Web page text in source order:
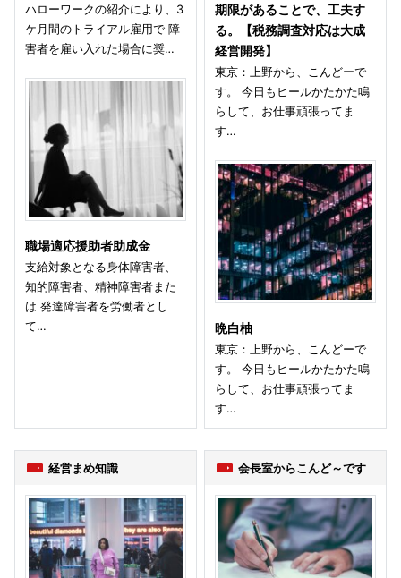
ハローワークの紹介により、3
ケ月間のトライアル雇用で 障
害者を雇い入れた場合に奨…
職場適応援助者助成金
支給対象となる身体障害者、
知的障害者、精神障害者また
は 発達障害者を労働者とし
て…
期限があることで、工夫す
る。【税務調査対応は大成
経営開発】
東京：上野から、こんどーで
す。 今日もヒールかたかた鳴
らして、お仕事頑張ってま
す…
晩白柚
東京：上野から、こんどーで
す。 今日もヒールかたかた鳴
らして、お仕事頑張ってま
す…
経営まめ知識 会長室からこんど～です